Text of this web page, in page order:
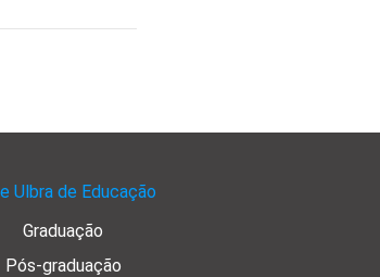
Ulbra de Educação
Graduação
Pós-graduação